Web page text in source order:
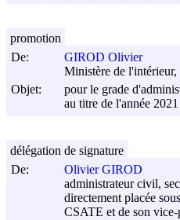
De:
GIROD Olivier
Ministère de l'intérieur,
Objet:
pour le grade
au titre de l'année
promotion
De:
Olivier GIROD
administrateur civil,
directement placée
CSATE et de son vice-
délégation de signature